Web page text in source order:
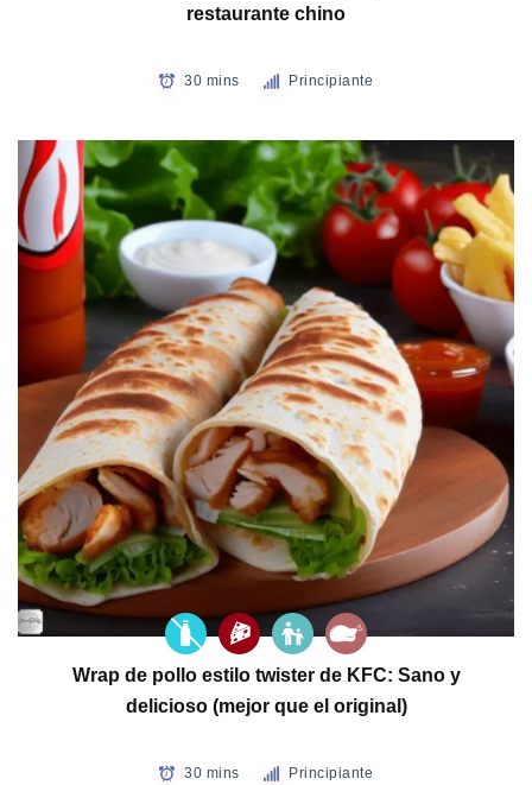
restaurante chino
30 mins Principiante
Wrap de pollo estilo twister de KFC: Sano y
delicioso (mejor que el original)
30 mins Principiante